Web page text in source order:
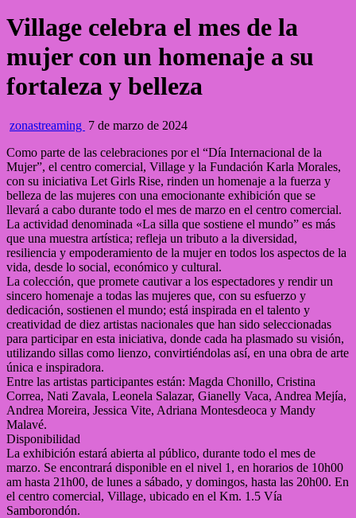
Village celebra el mes de la
mujer con un homenaje a su
fortaleza y belleza
zonastreaming 7 de marzo de 2024
Como parte de las celebraciones por el “Día Internacional de la
Mujer”, el centro comercial, Village y la Fundación Karla Morales,
con su iniciativa Let Girls Rise, rinden un homenaje a la fuerza y
belleza de las mujeres con una emocionante exhibición que se
llevará a cabo durante todo el mes de marzo en el centro comercial.
La actividad denominada «La silla que sostiene el mundo” es más
que una muestra artística; refleja un tributo a la diversidad,
resiliencia y empoderamiento de la mujer en todos los aspectos de la
vida, desde lo social, económico y cultural.
La colección, que promete cautivar a los espectadores y rendir un
sincero homenaje a todas las mujeres que, con su esfuerzo y
dedicación, sostienen el mundo; está inspirada en el talento y
creatividad de diez artistas nacionales que han sido seleccionadas
para participar en esta iniciativa, donde cada ha plasmado su visión,
utilizando sillas como lienzo, convirtiéndolas así, en una obra de arte
única e inspiradora.
Entre las artistas participantes están: Magda Chonillo, Cristina
Correa, Nati Zavala, Leonela Salazar, Gianelly Vaca, Andrea Mejía,
Andrea Moreira, Jessica Vite, Adriana Montesdeoca y Mandy
Malavé.
Disponibilidad
La exhibición estará abierta al público, durante todo el mes de
marzo. Se encontrará disponible en el nivel 1, en horarios de 10h00
am hasta 21h00, de lunes a sábado, y domingos, hasta las 20h00. En
el centro comercial, Village, ubicado en el Km. 1.5 Vía
Samborondón.